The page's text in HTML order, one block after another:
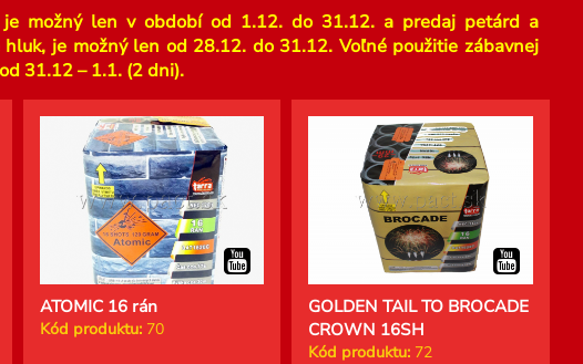
možný len v období od 1.12. do 31.12. a predaj petárd a
je možný len od 28.12. do 31.12. Voľné použitie zábavnej
31.12 – 1.1. (2 dni).
ATOMIC 16 rán
Kód produktu:70
GOLDEN TAIL TO BROCADE
CROWN 16SH
Kód produktu: 72